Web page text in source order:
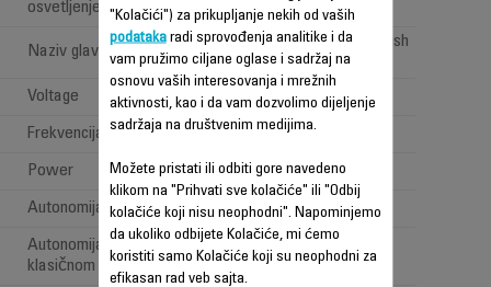
osvetljenje'
Naziv glave za usisavanje
All types of floor brush
Voltage 100-240 V
Frekvencija 50-60 Hz
Power Power < 1 W
Autonomija Dugo (40min - 1h)
Autonomija (na snažnom
klasičnom položaju)
Do 45 min
"Kolačići") za prikupljanje nekih od vaših
podatakaradi sprovođenja analitike i da
vam pružimo ciljane oglase i sadržaj na
osnovu vaših interesovanja i mrežnih
aktivnosti, kao i da vam dozvolimo dijeljenje
sadržaja na društvenim medijima.
Možete pristati ili odbiti gore navedeno
klikom na "Prihvati sve kolačiće" ili "Odbij
kolačiće koji nisu neophodni". Napominjemo
da ukoliko odbijete Kolačiće, mi ćemo
koristiti samo Kolačiće koji su neophodni za
efikasan rad veb sajta.